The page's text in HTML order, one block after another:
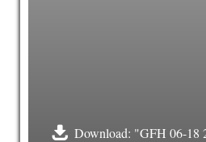
Download: "GFH 06-18